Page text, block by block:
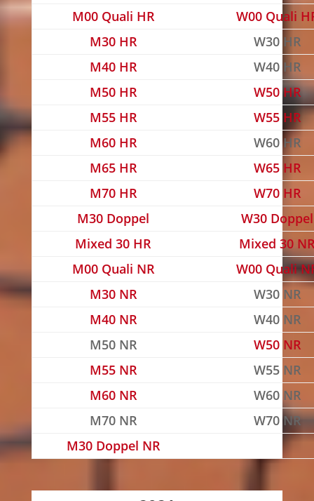
M00 Quali HR
W00 Quali
M30 HR
W30 HR
M40 HR
W40 HR
M50 HR
W50 HR
M55 HR
W55 HR
M60 HR
W60 HR
M65 HR
W65 HR
M70 HR
W70 HR
M30 Doppel
W30 Doppel
Mixed 30 HR
Mixed 30
M00 Quali NR
W00 Quali
M30 NR
W30 NR
M40 NR
W40 NR
M50 NR
W50 NR
M55 NR
W55 NR
M60 NR
W60 NR
M70 NR
W70 NR
M30 Doppel NR